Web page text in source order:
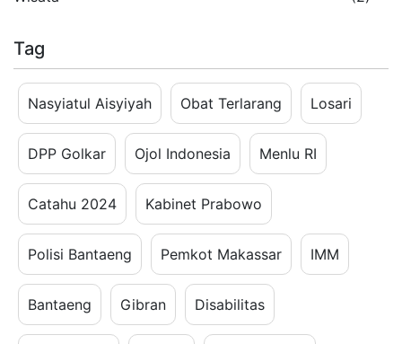
Tag
Nasyiatul Aisyiyah Obat Terlarang Losari
DPP Golkar Ojol Indonesia Menlu RI
Catahu 2024 Kabinet Prabowo
Polisi Bantaeng Pemkot Makassar IMM
Bantaeng Gibran Disabilitas